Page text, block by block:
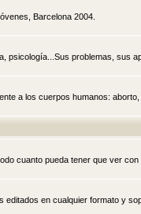
Barcelona 2004.
psicología...Sus problemas, sus
a los cuerpos humanos: aborto,
cuanto pueda tener que ver
en cualquier formato y